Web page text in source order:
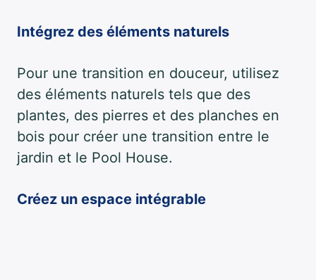
Intégrez des éléments naturels
Pour une transition en douceur, utilisez
des éléments naturels tels que des
plantes, des pierres et des planches en
bois pour créer une transition entre le
jardin et le Pool House.
Créez un espace intégrable